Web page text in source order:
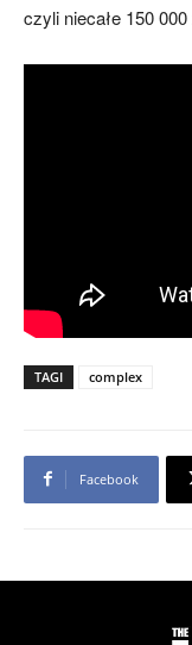
czyli niecałe 150 000
TAGI complex
Facebook